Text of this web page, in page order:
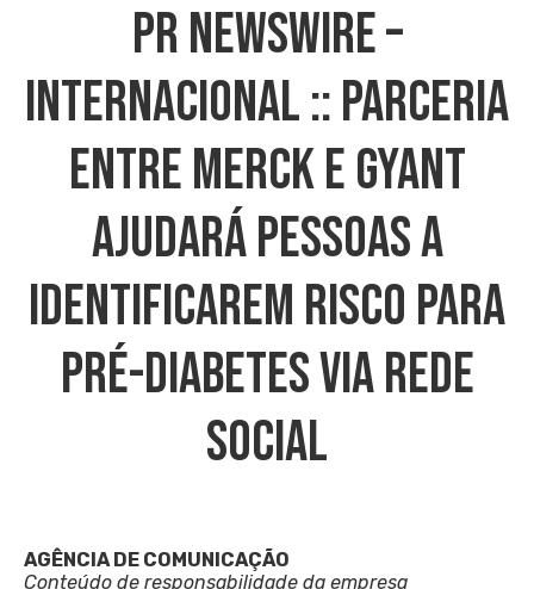
PR NEWSWIRE –
INTERNACIONAL :: Parceria
Entre Merck E Gyant
Ajudará Pessoas A
Identificarem Risco Para
Pré-Diabetes Via Rede
Social
AGÊNCIA DE COMUNICAÇÃO
Conteúdo de responsabilidade da empresa